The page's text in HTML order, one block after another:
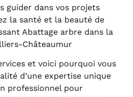
guider dans vos projets
la santé et la beauté de
Abattage arbre dans la
Châteaumur
et voici pourquoi vous
d’une expertise unique
professionnel pour